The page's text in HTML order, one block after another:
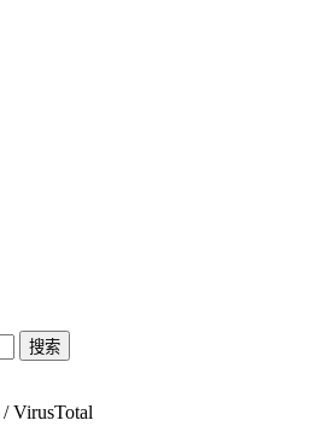
搜索
/ VirusTotal